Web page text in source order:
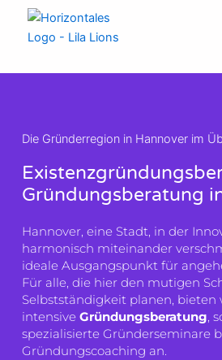
springen
Die Gründerregion in Hannover im
Gründungsberatung
Hannover, eine Stadt, in der
harmonisch miteinander
ideale Ausgangspunkt für
Für alle, die hier den mutigen
Selbstständigkeit planen,
intensiveGründungsberatung,
spezialisierte Gründerseminare
Gründungscoaching an.